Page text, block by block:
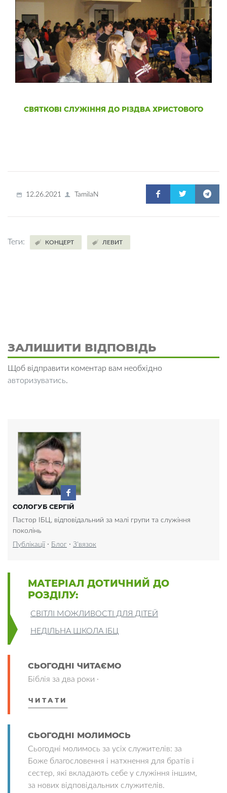
СВЯТКОВІ СЛУЖІННЯ ДО РІЗДВА ХРИСТОВОГО
12.26.2021 TamilaN
Теги: КОНЦЕРТ ЛЕВИТ
ЗАЛИШИТИ ВІДПОВІДЬ
Щоб відправити коментар вам необхідно
авторизуватись.
СОЛОГУБ СЕРГІЙ
Пастор ІБЦ, відповідальний за малі групи та служіння
поколінь
Публікації · Блог · З'вязок
МАТЕРІАЛ ДОТИЧНИЙ ДО
РОЗДІЛУ:
СВІТЛІ МОЖЛИВОСТІ ДЛЯ ДІТЕЙ
НЕДІЛЬНА ШКОЛА ІБЦ
СЬОГОДНІ ЧИТАЄМО
Біблія за два роки ·
ЧИТАТИ
СЬОГОДНІ МОЛИМОСЬ
Сьогодні молимось за усіх служителів: за
Боже благословення і натхнення для братів і
сестер, які вкладають себе у служіння іншим,
за нових відповідальних служителів.